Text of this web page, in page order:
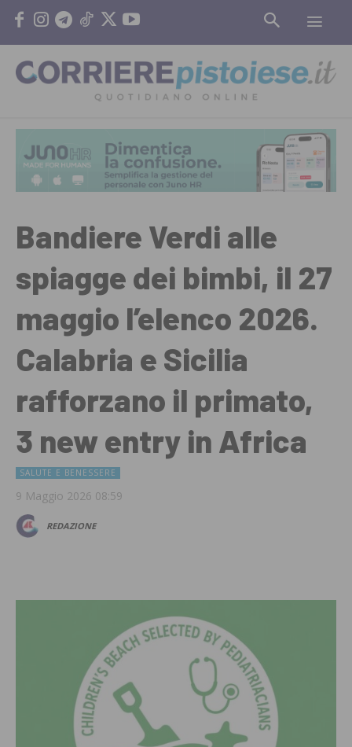
Bandiere Verdi alle
spiagge dei bimbi, il 27
maggio l’elenco 2026.
Calabria e Sicilia
rafforzano il primato,
3 new entry in Africa
SALUTE E BENESSERE
9 Maggio 2026 08:59
REDAZIONE